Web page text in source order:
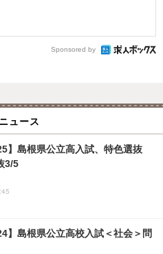
Sponsored by
ュース
】島根県公立高入試、特色選抜
3/5
】島根県公立高校入試＜社会＞問